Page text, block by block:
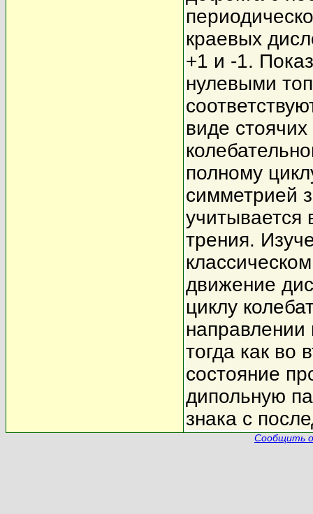
краевых
+1 и -1.
нулевыми
виде
полному
симметрией
учитывается
трения.
движение
циклу
тогда как во
состояние
дипольную
знака с
Сообщить о